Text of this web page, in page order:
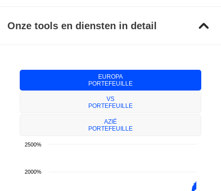
Onze tools en diensten in detail
EUROPA
PORTEFEUILLE
VS
PORTEFEUILLE
AZIË
PORTEFEUILLE
2000%
2500%